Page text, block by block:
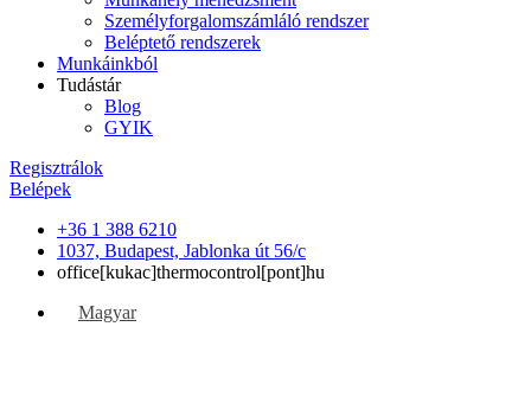
Személyforgalomszámláló rendszer
Beléptető rendszerek
Munkáinkból
Tudástár
Blog
GYIK
Regisztrálok
Belépek
+36 1 388 6210
1037, Budapest, Jablonka út 56/c
office[kukac]thermocontrol[pont]hu
Magyar